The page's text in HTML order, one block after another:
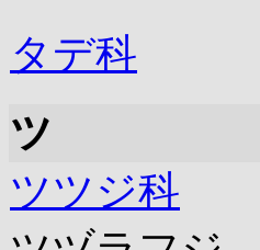
タデ科
ツ
ツツジ科